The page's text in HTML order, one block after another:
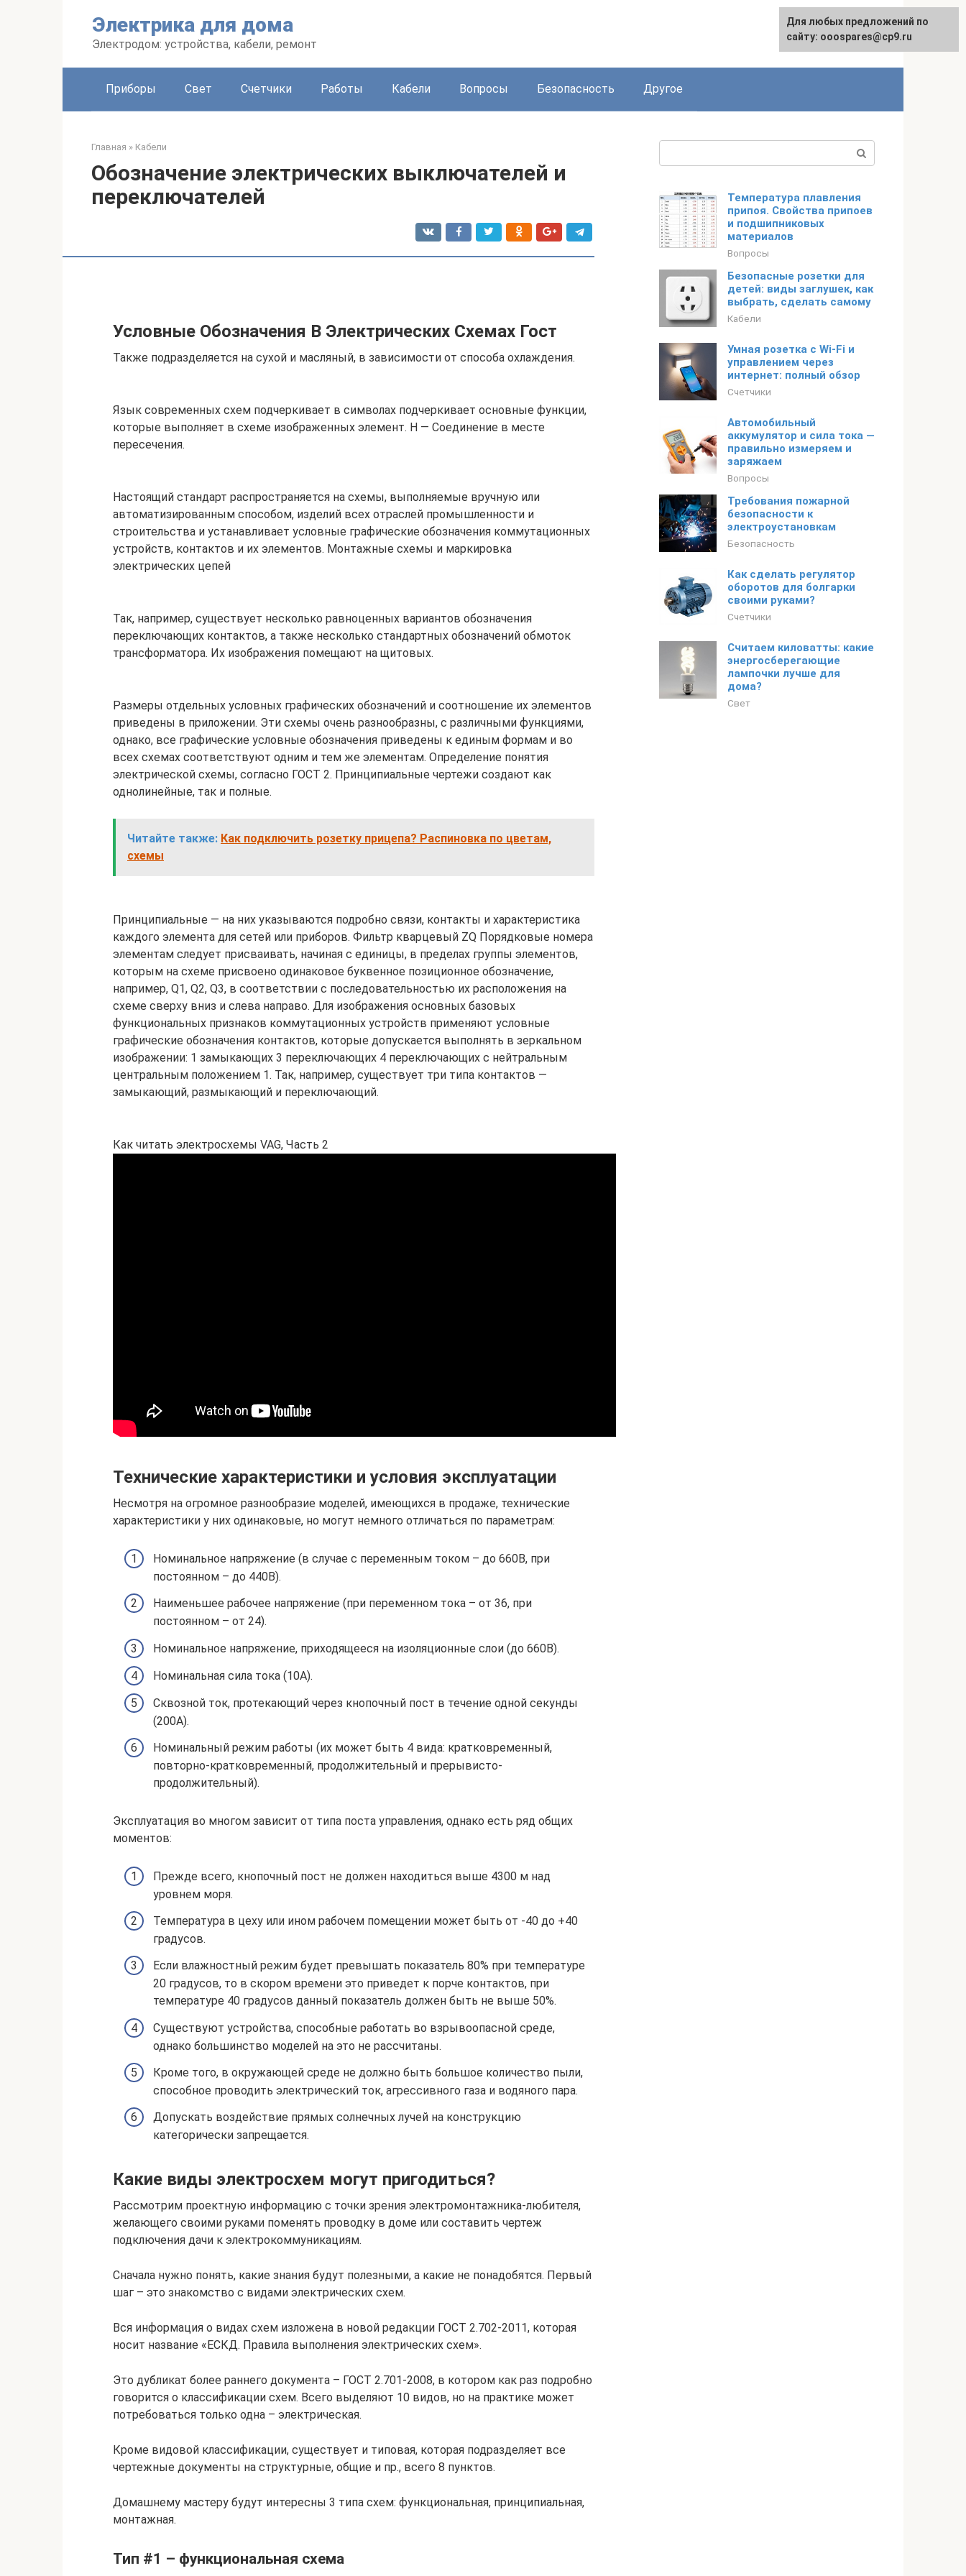
Электрика для дома
Электродом: устройства, кабели, ремонт
English
Приборы Свет Счетчики Работы Кабели Вопросы Безопасность Другое
Главная » Кабели
Обозначение электрических выключателей и
переключателей
Условные Обозначения В Электрических Схемах Гост
Также подразделяется на сухой и масляный, в зависимости от способа охлаждения.
Язык современных схем подчеркивает в символах подчеркивает основные функции,
которые выполняет в схеме изображенных элемент. H — Соединение в месте
пересечения.
Настоящий стандарт распространяется на схемы, выполняемые вручную или
автоматизированным способом, изделий всех отраслей промышленности и
строительства и устанавливает условные графические обозначения коммутационных
устройств, контактов и их элементов. Монтажные схемы и маркировка
электрических цепей
Так, например, существует несколько равноценных вариантов обозначения
переключающих контактов, а также несколько стандартных обозначений обмоток
трансформатора. Их изображения помещают на щитовых.
Размеры отдельных условных графических обозначений и соотношение их элементов
приведены в приложении. Эти схемы очень разнообразны, с различными функциями,
однако, все графические условные обозначения приведены к единым формам и во
всех схемах соответствуют одним и тем же элементам. Определение понятия
электрической схемы, согласно ГОСТ 2. Принципиальные чертежи создают как
однолинейные, так и полные.
Читайте также: Как подключить розетку прицепа? Распиновка по цветам,
схемы
Принципиальные — на них указываются подробно связи, контакты и характеристика
каждого элемента для сетей или приборов. Фильтр кварцевый ZQ Порядковые номера
элементам следует присваивать, начиная с единицы, в пределах группы элементов,
которым на схеме присвоено одинаковое буквенное позиционное обозначение,
например, Q1, Q2, Q3, в соответствии с последовательностью их расположения на
схеме сверху вниз и слева направо. Для изображения основных базовых
функциональных признаков коммутационных устройств применяют условные
графические обозначения контактов, которые допускается выполнять в зеркальном
изображении: 1 замыкающих 3 переключающих 4 переключающих с нейтральным
центральным положением 1. Так, например, существует три типа контактов —
замыкающий, размыкающий и переключающий.
Как читать электросхемы VAG, Часть 2
Технические характеристики и условия эксплуатации
Несмотря на огромное разнообразие моделей, имеющихся в продаже, технические
характеристики у них одинаковые, но могут немного отличаться по параметрам:
Номинальное напряжение (в случае с переменным током – до 660В, при
постоянном – до 440В).
Наименьшее рабочее напряжение (при переменном тока – от 36, при
постоянном – от 24).
Номинальное напряжение, приходящееся на изоляционные слои (до 660В).
Номинальная сила тока (10А).
Сквозной ток, протекающий через кнопочный пост в течение одной секунды
(200А).
Номинальный режим работы (их может быть 4 вида: кратковременный,
повторно-кратковременный, продолжительный и прерывисто-
продолжительный).
Эксплуатация во многом зависит от типа поста управления, однако есть ряд общих
моментов:
Прежде всего, кнопочный пост не должен находиться выше 4300 м над
уровнем моря.
Температура в цеху или ином рабочем помещении может быть от -40 до +40
градусов.
Если влажностный режим будет превышать показатель 80% при температуре
20 градусов, то в скором времени это приведет к порче контактов, при
температуре 40 градусов данный показатель должен быть не выше 50%.
Существуют устройства, способные работать во взрывоопасной среде,
однако большинство моделей на это не рассчитаны.
Кроме того, в окружающей среде не должно быть большое количество пыли,
способное проводить электрический ток, агрессивного газа и водяного пара.
Допускать воздействие прямых солнечных лучей на конструкцию
категорически запрещается.
Какие виды электросхем могут пригодиться?
Рассмотрим проектную информацию с точки зрения электромонтажника-любителя,
желающего своими руками поменять проводку в доме или составить чертеж
подключения дачи к электрокоммуникациям.
Сначала нужно понять, какие знания будут полезными, а какие не понадобятся. Первый
шаг – это знакомство с видами электрических схем.
Вся информация о видах схем изложена в новой редакции ГОСТ 2.702-2011, которая
носит название «ЕСКД. Правила выполнения электрических схем».
Это дубликат более раннего документа – ГОСТ 2.701-2008, в котором как раз подробно
говорится о классификации схем. Всего выделяют 10 видов, но на практике может
потребоваться только одна – электрическая.
Кроме видовой классификации, существует и типовая, которая подразделяет все
чертежные документы на структурные, общие и пр., всего 8 пунктов.
Домашнему мастеру будут интересны 3 типа схем: функциональная, принципиальная,
монтажная.
Тип #1 – функциональная схема
Температура плавления
припоя. Свойства припоев
и подшипниковых
материалов
Вопросы
Безопасные розетки для
детей: виды заглушек, как
выбрать, сделать самому
Кабели
Умная розетка с Wi-Fi и
управлением через
интернет: полный обзор
Счетчики
Автомобильный
аккумулятор и сила тока —
правильно измеряем и
заряжаем
Вопросы
Требования пожарной
безопасности к
электроустановкам
Безопасность
Как сделать регулятор
оборотов для болгарки
своими руками?
Счетчики
Считаем киловатты: какие
энергосберегающие
лампочки лучше для
дома?
Свет
Для любых предложений по
сайту: ooospares@cp9.ru